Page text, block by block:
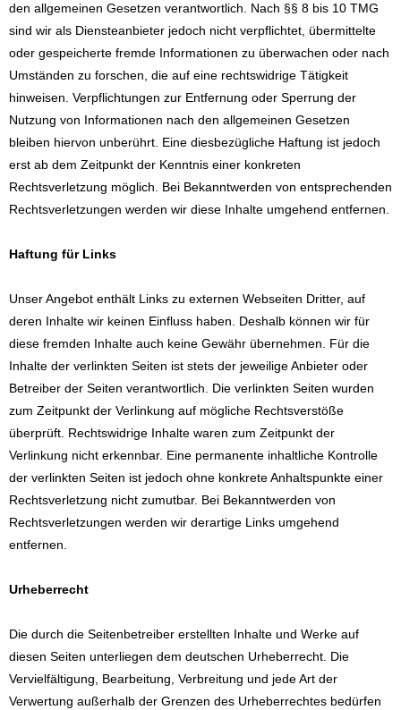
den allgemeinen Gesetzen verantwortlich. Nach §§ 8 bis 10 TMG
sind wir als Diensteanbieter jedoch nicht verpflichtet, übermittelte
oder gespeicherte fremde Informationen zu überwachen oder nach
Umständen zu forschen, die auf eine rechtswidrige Tätigkeit
hinweisen. Verpflichtungen zur Entfernung oder Sperrung der
Nutzung von Informationen nach den allgemeinen Gesetzen
bleiben hiervon unberührt. Eine diesbezügliche Haftung ist jedoch
erst ab dem Zeitpunkt der Kenntnis einer konkreten
Rechtsverletzung möglich. Bei Bekanntwerden von entsprechenden
Rechtsverletzungen werden wir diese Inhalte umgehend entfernen.
Haftung für Links
Unser Angebot enthält Links zu externen Webseiten Dritter, auf
deren Inhalte wir keinen Einfluss haben. Deshalb können wir für
diese fremden Inhalte auch keine Gewähr übernehmen. Für die
Inhalte der verlinkten Seiten ist stets der jeweilige Anbieter oder
Betreiber der Seiten verantwortlich. Die verlinkten Seiten wurden
zum Zeitpunkt der Verlinkung auf mögliche Rechtsverstöße
überprüft. Rechtswidrige Inhalte waren zum Zeitpunkt der
Verlinkung nicht erkennbar. Eine permanente inhaltliche Kontrolle
der verlinkten Seiten ist jedoch ohne konkrete Anhaltspunkte einer
Rechtsverletzung nicht zumutbar. Bei Bekanntwerden von
Rechtsverletzungen werden wir derartige Links umgehend
entfernen.
Urheberrecht
Die durch die Seitenbetreiber erstellten Inhalte und Werke auf
diesen Seiten unterliegen dem deutschen Urheberrecht. Die
Vervielfältigung, Bearbeitung, Verbreitung und jede Art der
Verwertung außerhalb der Grenzen des Urheberrechtes bedürfen